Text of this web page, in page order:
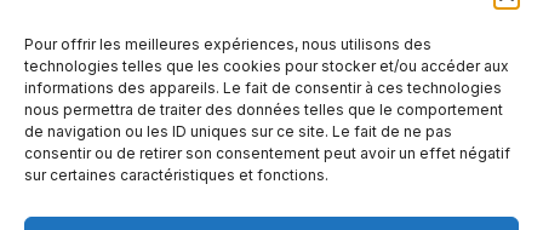
Pour offrir les meilleures expériences, nous utilisons des
technologies telles que les cookies pour stocker et/ou accéder aux
informations des appareils. Le fait de consentir à ces technologies
nous permettra de traiter des données telles que le comportement
de navigation ou les ID uniques sur ce site. Le fait de ne pas
consentir ou de retirer son consentement peut avoir un effet négatif
sur certaines caractéristiques et fonctions.
Non classé Par 12 avril 2022 Laisser un commentaire
Pour un 4e été consécutif, le dîner pour vos
enfants sera inclus tout au long du camp,
gracieuseté de La MDP ! Lors des ateliers de
cuisine, vos enfants prépareront leurs dîners